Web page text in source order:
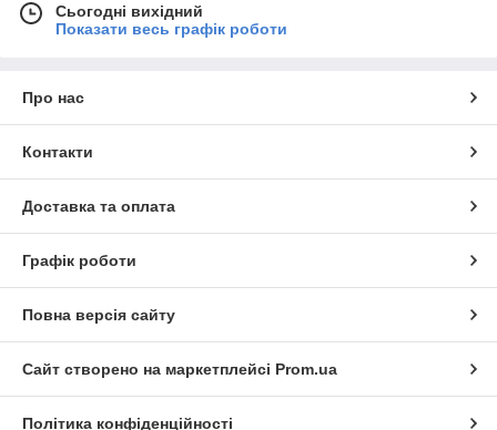
Сьогодні вихідний
Показати весь графік роботи
Про нас
Контакти
Доставка та оплата
Графік роботи
Повна версія сайту
Сайт створено на маркетплейсі Prom.ua
Політика конфіденційності